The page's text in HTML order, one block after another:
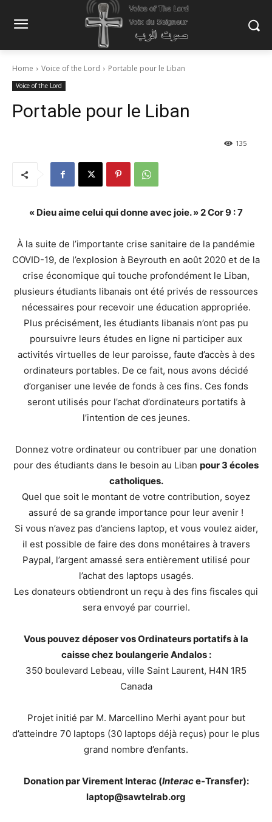
Home Voice of the Lord Portable pour le Liban
Voice of the Lord
Portable pour le Liban
135
« Dieu aime celui qui donne avec joie. » 2 Cor 9 : 7
À la suite de l’importante crise sanitaire de la pandémie
COVID-19, de l’explosion à Beyrouth en août 2020 et de la
crise économique qui touche profondément le Liban,
plusieurs étudiants libanais ont été privés de ressources
nécessaires pour recevoir une éducation appropriée.
Plus précisément, les étudiants libanais n’ont pas pu
poursuivre leurs études en ligne ni participer aux
activités virtuelles de leur paroisse, faute d’accès à des
ordinateurs portables. De ce fait, nous avons décidé
d’organiser une levée de fonds à ces fins. Ces fonds
seront utilisés pour l’achat d’ordinateurs portatifs à
l’intention de ces jeunes.
Donnez votre ordinateur ou contribuer par une donation
pour des étudiants dans le besoin au Liban pour 3 écoles
catholiques.
Quel que soit le montant de votre contribution, soyez
assuré de sa grande importance pour leur avenir !
Si vous n’avez pas d’anciens laptop, et vous voulez aider,
il est possible de faire des dons monétaires à travers
Paypal, l’argent amassé sera entièrement utilisé pour
l’achat des laptops usagés.
Les donateurs obtiendront un reçu à des fins fiscales qui
sera envoyé par courriel.
Vous pouvez déposer vos Ordinateurs portatifs à la
caisse chez boulangerie Andalos :
350 boulevard Lebeau, ville Saint Laurent, H4N 1R5
Canada
Projet initié par M. Marcellino Merhi ayant pour but
d’atteindre 70 laptops (30 laptops déjà reçus) pour le plus
grand nombre d’enfants.
Donation par Virement Interac (Interace-Transfer):
laptop@sawtelrab.org